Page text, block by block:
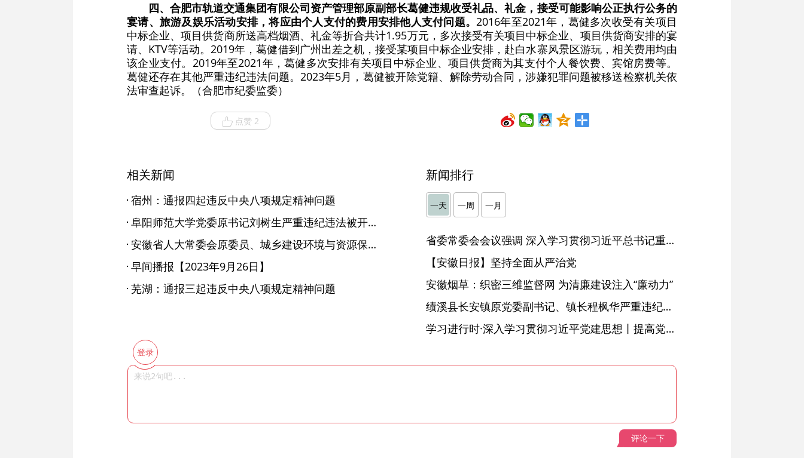
四、合肥市轨道交通集团有限公司资产管理部原副部长葛健违规收受礼品、礼金，接受可能影响公正执行公务的
宴请、旅游及娱乐活动安排，将应由个人支付的费用安排他人支付问题。2016年至2021年，葛健多次收受有关项目
中标企业、项目供货商所送高档烟酒、礼金等折合共计1.95万元，多次接受有关项目中标企业、项目供货商安排的宴
请、KTV等活动。2019年，葛健借到广州出差之机，接受某项目中标企业安排，赴白水寨风景区游玩，相关费用均由
该企业支付。2019年至2021年，葛健多次安排有关项目中标企业、项目供货商为其支付个人餐饮费、宾馆房费等。
葛健还存在其他严重违纪违法问题。2023年5月，葛健被开除党籍、解除劳动合同，涉嫌犯罪问题被移送检察机关依
法审查起诉。（合肥市纪委监委）
点赞 2
相关新闻
宿州：通报四起违反中央八项规定精神问题
阜阳师范大学党委原书记刘树生严重违纪违法被开除党籍
安徽省人大常委会原委员、城乡建设环境与资源保护工作委员会原主任厉德才受审
早间播报【2023年9月26日】
芜湖：通报三起违反中央八项规定精神问题
新闻排行
一天 一周 一月
省委常委会会议强调 深入学习贯彻习近平总书记重要讲话精神 以高质量党建引领高质量发展 梁言顺主持并讲话
【安徽日报】坚持全面从严治党
安徽烟草：织密三维监督网 为清廉建设注入“廉动力”
绩溪县长安镇原党委副书记、镇长程枫华严重违纪违法被开除党籍和公职
学习进行时·深入学习贯彻习近平党建思想丨提高党的战斗力的法宝
登录
评论一下